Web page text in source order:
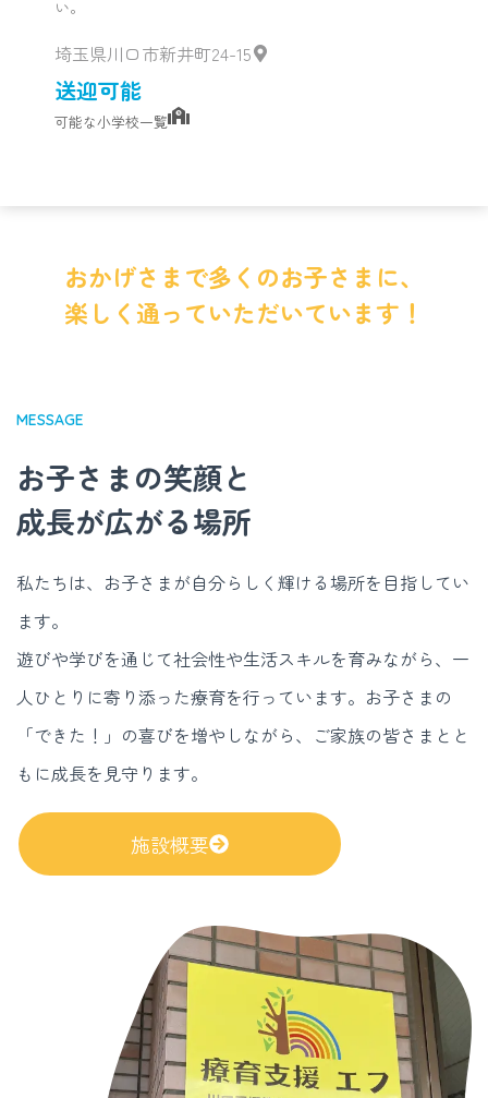
い。
埼玉県川口市新井町24-15
送迎可能
可能な小学校一覧
おかげさまで多くのお子さまに、
楽しく通っていただいています！
MESSAGE
お子さまの笑顔と
成長が広がる場所
私たちは、お子さまが自分らしく輝ける場所を目指してい
ます。
遊びや学びを通じて社会性や生活スキルを育みながら、一
人ひとりに寄り添った療育を行っています。お子さまの
「できた！」の喜びを増やしながら、ご家族の皆さまとと
もに成長を見守ります。
施設概要